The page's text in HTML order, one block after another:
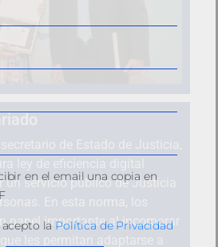
de Estado de Justicia,
un servicio público de Justicia
En esta norma, los
papel importante al incorporar
en el email una copia en
la Política de Privacidad